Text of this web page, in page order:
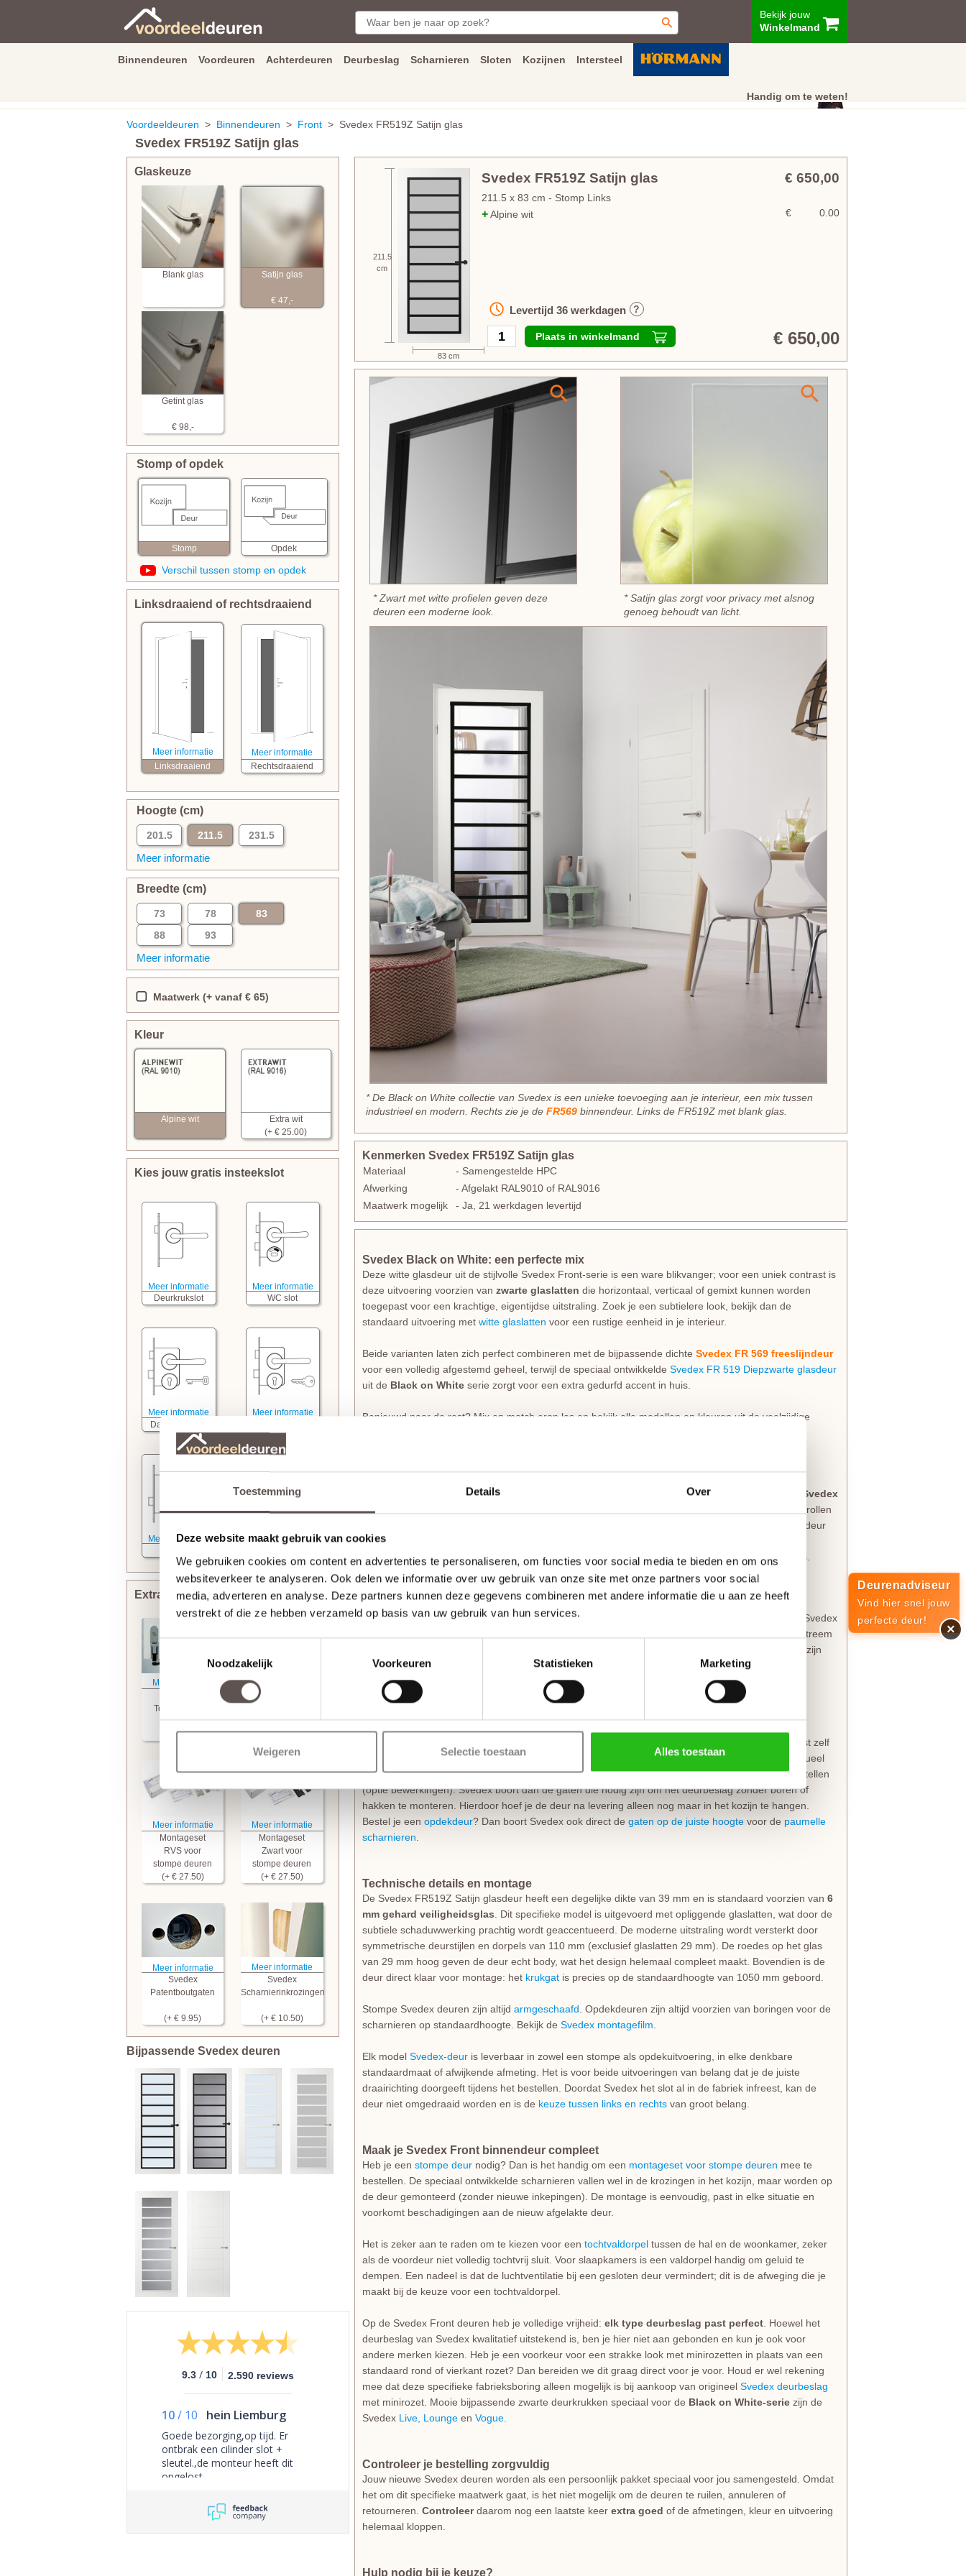
Toestemming Details Over
Deze website maakt gebruik van cookies
We gebruiken cookies om content en advertenties te personaliseren, om functies voor social media te bieden en om ons
websiteverkeer te analyseren. Ook delen we informatie over uw gebruik van onze site met onze partners voor social
media, adverteren en analyse. Deze partners kunnen deze gegevens combineren met andere informatie die u aan ze heeft
verstrekt of die ze hebben verzameld op basis van uw gebruik van hun services.
Noodzakelijk
Voorkeuren Statistieken Marketing
Weigeren Selectie toestaan Alles toestaan
Bekijk jouw
Winkelmand
Binnendeuren Voordeuren Achterdeuren Deurbeslag Scharnieren Sloten Kozijnen Intersteel
Handig om te weten!
Klantenservice
Voordeeldeuren > Binnendeuren > Front > Svedex FR519Z Satijn glas
Svedex FR519Z Satijn glas
Glaskeuze
Blank glas Satijn glas
€ 47,-
Getint glas
€ 98,-
Stomp of opdek
Stomp Opdek
Verschil tussen stomp en opdek
Linksdraaiend of rechtsdraaiend
Meer informatie
Linksdraaiend
Meer informatie
Rechtsdraaiend
Hoogte (cm)
201.5 211.5
231.5
Meer informatie
Breedte (cm)
73 78
83
88
93
Meer informatie
Maatwerk (+ vanaf € 65)
Kleur
Alpine wit
Extra wit
(+ € 25.00)
Kies jouw gratis insteekslot
Meer informatie
Deurkrukslot
Meer informatie
WC slot
Meer informatie
Dag- nachtslot
Meer informatie
Meer informatie
Extra bewerkingen toevoegen
Meer informatie
Tochtvaldorpel
(+ € 67.50)
Meer informatie
Stompe deur
Meer informatie
Montageset
RVS voor
stompe deuren
(+ € 27.50)
Meer informatie
Montageset
Zwart voor
stompe deuren
(+ € 27.50)
Meer informatie
Svedex
Patentboutgaten
(+ € 9.95)
Meer informatie
Svedex
Scharnierinkrozingen
(+ € 10.50)
Bijpassende Svedex deuren
9.3 / 10 2.590 reviews
10/ 10 hein Liemburg
Goede bezorging,op tijd. Er
ontbrak een cilinder slot +
sleutel.,de monteur heeft dit
opgelost.
211.5
cm
Svedex FR519Z Satijn glas € 650,00
211.5 x 83 cm - Stomp Links
+Alpine wit 0.00
€
Plaats in winkelmand
Levertijd 36werkdagen ?
€ 650,00
83 cm
* Zwart met witte profielen geven deze
deuren een moderne look.
* Satijn glas zorgt voor privacy met alsnog
genoeg behoudt van licht.
* De Black on White collectie van Svedex is een unieke toevoeging aan je interieur, een mix tussen
industrieel en modern. Rechts zie je de FR569 binnendeur. Links de FR519Z met blank glas.
Kenmerken Svedex FR519Z Satijn glas
Materiaal
- Samengestelde HPC
Afwerking
- Afgelakt RAL9010 of RAL9016
Maatwerk mogelijk
- Ja, 21 werkdagen levertijd
Svedex Black on White: een perfecte mix
Deze witte glasdeur uit de stijlvolle Svedex Front-serie is een ware blikvanger; voor een uniek contrast is
deze uitvoering voorzien van zwarte glaslatten die horizontaal, verticaal of gemixt kunnen worden
toegepast voor een krachtige, eigentijdse uitstraling. Zoek je een subtielere look, bekijk dan de
standaard uitvoering met witte glaslatten voor een rustige eenheid in je interieur.
Beide varianten laten zich perfect combineren met de bijpassende dichte Svedex FR 569 freeslijndeur
voor een volledig afgestemd geheel, terwijl de speciaal ontwikkelde Svedex FR 519 Diepzwarte glasdeur
uit de Black on White serie zorgt voor een extra gedurfd accent in huis.
Benieuwd naar de rest? Mix en match erop los en bekijk alle modellen en kleuren uit de veelzijdige
Waarom zou je voor een gewone deur gaan als je kunt kiezen voor maatwerk uit eigen land? De
Svedex
Front-serie
laat zien dat een slim ontwerp en een mooi uiterlijk perfect samenwerken. Bij Svedex rollen
de deuren niet simpelweg van de lopende band; jouw bestelling is het uitgangspunt. Elke Svedex deur
wordt met de grootste zorg
bijzondere manier van wonen, waarbij je binnendeur precies past bij de eisen van jouw droomhuis.
Svedex Superlak: Een deur die tegen een stootje kan
Je wilt natuurlijk dat je deuren er over tien jaar nog steeds als nieuw uitzien. Daarom worden alle Svedex
. Deze lak is extreem
, wat ideaal is voor een druk huishouden. Bovendien hoef je niet bang te zijn
voor verkleuring; de lak is kleurvast en behoudt zijn frisse uitstraling. Svedex is zo zeker van deze
kwaliteit dat je standaard 10 jaar garantie op de laklaag krijgt.
. Je kiest zelf
die je wenst, waarna Svedex direct de juiste boringen voor de deurkruk en eventueel
voor een sleutel- of wc-garnituur verzorgt. Een echte aanrader is ompatentboutgatenmee te bestellen
(optie bewerkingen). Svedex boort dan de gaten die nodig zijn om het deurbeslag zonder boren of
hakken te monteren. Hierdoor hoef je de deur na levering alleen nog maar in het kozijn te hangen.
Bestel je een opdekdeur? Dan boort Svedex ook direct de gaten op de juiste hoogte voor de paumelle
scharnieren
Technische details en montage
De Svedex FR519Z Satijn glasdeur heeft een degelijke dikte van 39 mm en is standaard voorzien van 6
mm gehard veiligheidsglas . Dit specifieke model is uitgevoerd met opliggende glaslatten, wat door de
subtiele schaduwwerking prachtig wordt geaccentueerd. De moderne uitstraling wordt versterkt door
symmetrische deurstijlen en dorpels van 110 mm (exclusief glaslatten 29 mm). De roedes op het glas
van 29 mm hoog geven de deur echt body, wat het design helemaal compleet maakt. Bovendien is de
deur direct klaar voor montage: het krukgat is precies op de standaardhoogte van 1050 mm geboord.
Stompe Svedex deuren zijn altijd armgeschaafd . Opdekdeuren zijn altijd voorzien van boringen voor de
scharnieren op standaardhoogte. Bekijk de Svedex montagefilm
Elk model Svedex-deur is leverbaar in zowel een stompe als opdekuitvoering, in elke denkbare
standaardmaat of afwijkende afmeting. Het is voor beide uitvoeringen van belang dat je de juiste
draairichting doorgeeft tijdens het bestellen. Doordat Svedex het slot al in de fabriek infreest, kan de
deur niet omgedraaid worden en is de keuze tussen links en rechts van groot belang.
Maak je Svedex Front binnendeur compleet
Heb je een stompe deur nodig? Dan is het handig om een montageset voor stompe deuren mee te
bestellen. De speciaal ontwikkelde scharnieren vallen wel in de krozingen in het kozijn, maar worden op
de deur gemonteerd (zonder nieuwe inkepingen). De montage is eenvoudig, past in elke situatie en
voorkomt beschadigingen aan de nieuw afgelakte deur.
Het is zeker aan te raden om te kiezen voor een tochtvaldorpel tussen de hal en de woonkamer, zeker
als de voordeur niet volledig tochtvrij sluit. Voor slaapkamers is een valdorpel handig om geluid te
dempen. Een nadeel is dat de luchtventilatie bij een gesloten deur vermindert; dit is de afweging die je
maakt bij de keuze voor een tochtvaldorpel.
Op de Svedex Front deuren heb je volledige vrijheid: elk type deurbeslag past perfect . Hoewel het
deurbeslag van Svedex kwalitatief uitstekend is, ben je hier niet aan gebonden en kun je ook voor
andere merken kiezen. Heb je een voorkeur voor een strakke look met minirozetten in plaats van een
standaard rond of vierkant rozet? Dan bereiden we dit graag direct voor je voor. Houd er wel rekening
mee dat deze specifieke fabrieksboring alleen mogelijk is bij aankoop van origineel Svedex deurbeslag
met minirozet. Mooie bijpassende zwarte deurkrukken speciaal voor de Black on White-serie zijn de
Svedex Live, Lounge en Vogue
Controleer je bestelling zorgvuldig
Jouw nieuwe Svedex deuren worden als een persoonlijk pakket speciaal voor jou samengesteld. Omdat
het om dit specifieke maatwerk gaat, is het niet mogelijk om de deuren te ruilen, annuleren of
retourneren. Controleerdaarom nog een laatste keer extra goed of de afmetingen, kleur en uitvoering
helemaal kloppen.
Hulp nodig bij je keuze?
Deurenadviseur
Vind hier snel jouw
perfecte deur!
×